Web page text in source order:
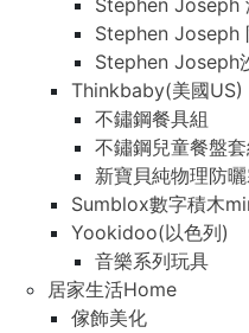
Stephen Joseph
Stephen Joseph
Stephen Joseph
Thinkbaby(美國US)
不鏽鋼餐具組
不鏽鋼兒童餐盤套
新寶貝純物理防
Sumblox數字積木
Yookidoo(以色列)
音樂系列玩具
居家生活Home
傢飾美化